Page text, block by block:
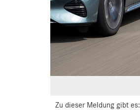
Zu dieser Meldung gibt es: